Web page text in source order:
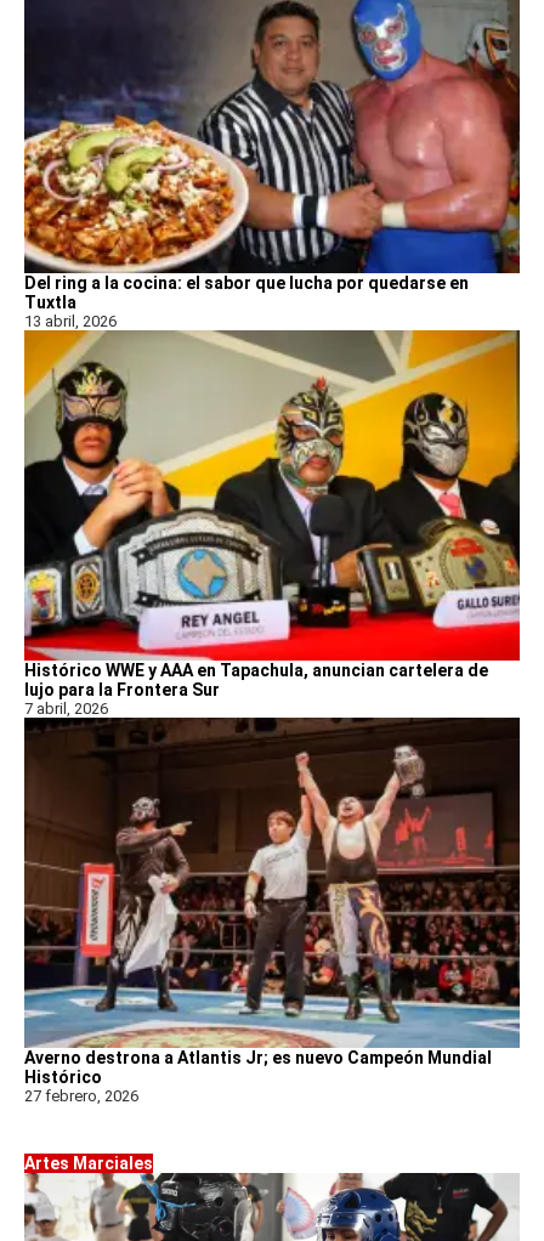
Del ring a la cocina: el sabor que lucha por quedarse en
Tuxtla
13 abril, 2026
Histórico WWE y AAA en Tapachula, anuncian cartelera de
lujo para la Frontera Sur
7 abril, 2026
Averno destrona a Atlantis Jr; es nuevo Campeón Mundial
Histórico
27 febrero, 2026
Artes Marciales